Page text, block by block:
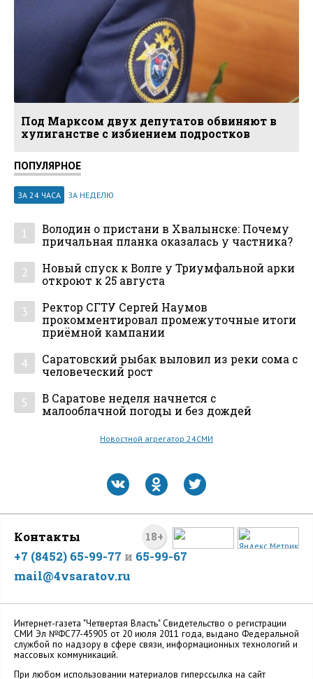
Под Марксом двух депутатов обвиняют в
хулиганстве с избиением подростков
ПОПУЛЯРНОЕ
ЗА 24 ЧАСА ЗА НЕДЕЛЮ
1
Володин о пристани в Хвалынске: Почему
причальная планка оказалась у частника?
2
Новый спуск к Волге у Триумфальной арки
откроют к 25 августа
3
Ректор СГТУ Сергей Наумов
прокомментировал промежуточные итоги
приёмной кампании
4
Саратовский рыбак выловил из реки сома с
человеческий рост
5
В Саратове неделя начнется с
малооблачной погоды и без дождей
Новостной агрегатор 24СМИ
18+
Контакты
+7 (8452) 65-99-77 и 65-99-67
mail@4vsaratov.ru
Интернет-газета "Четвертая Власть" Cвидетельство о регистрации
СМИ Эл №ФС77-45905 от 20 июля 2011 года, выдано Федеральной
службой по надзору в сфере связи, информационных технологий и
массовых коммуникаций.
При любом использовании материалов гиперссылка на сайт